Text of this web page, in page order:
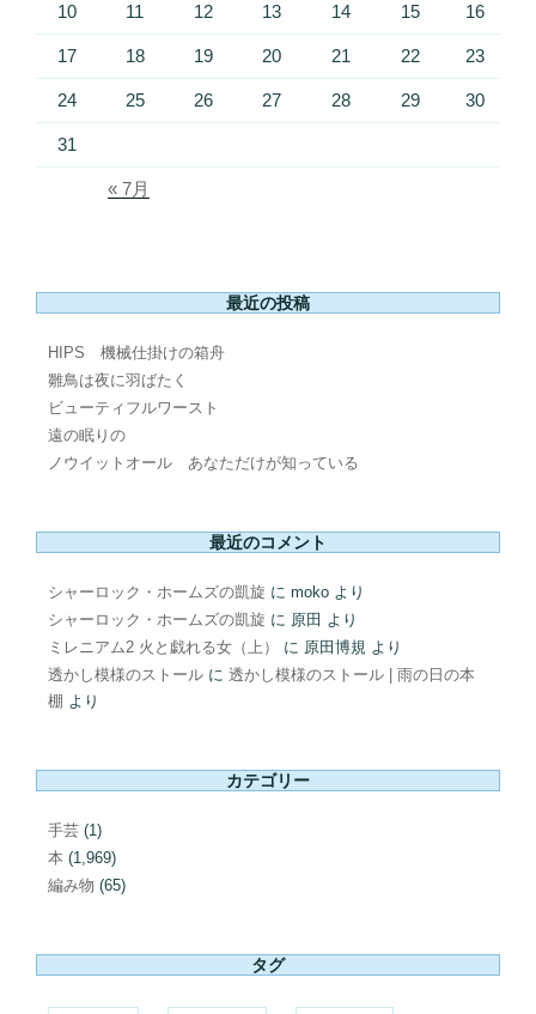
10 11 12 13 14 15 16
17 18 19 20 21 22 23
24 25 26 27 28 29 30
31
« 7月
最近の投稿
HIPS 機械仕掛けの箱舟
雛鳥は夜に羽ばたく
ビューティフルワースト
遠の眠りの
ノウイットオール あなただけが知っている
最近のコメント
シャーロック・ホームズの凱旋 に moko より
シャーロック・ホームズの凱旋 に 原田 より
ミレニアム2 火と戯れる女（上）
に 原田博規 より
透かし模様のストール に 透かし模様のストール | 雨の日の本
棚 より
カテゴリー
手芸 (1)
本 (1,969)
編み物 (65)
タグ